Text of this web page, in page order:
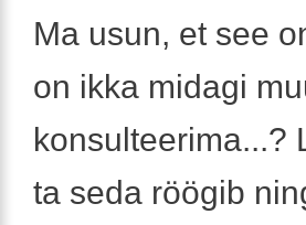
Ma usun, et see
on ikka midagi
konsulteerima...?
ta seda röögib